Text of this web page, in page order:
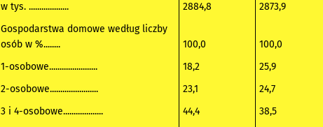
w tys. ...................
2884,8 2873,9
Gospodarstwa domowe według liczby
osób w %........
100,0 100,0
1-osobowe.......................
18,2 25,9
2-osobowe.......................
23,1 24,7
3 i 4-osobowe...................
44,4 38,5